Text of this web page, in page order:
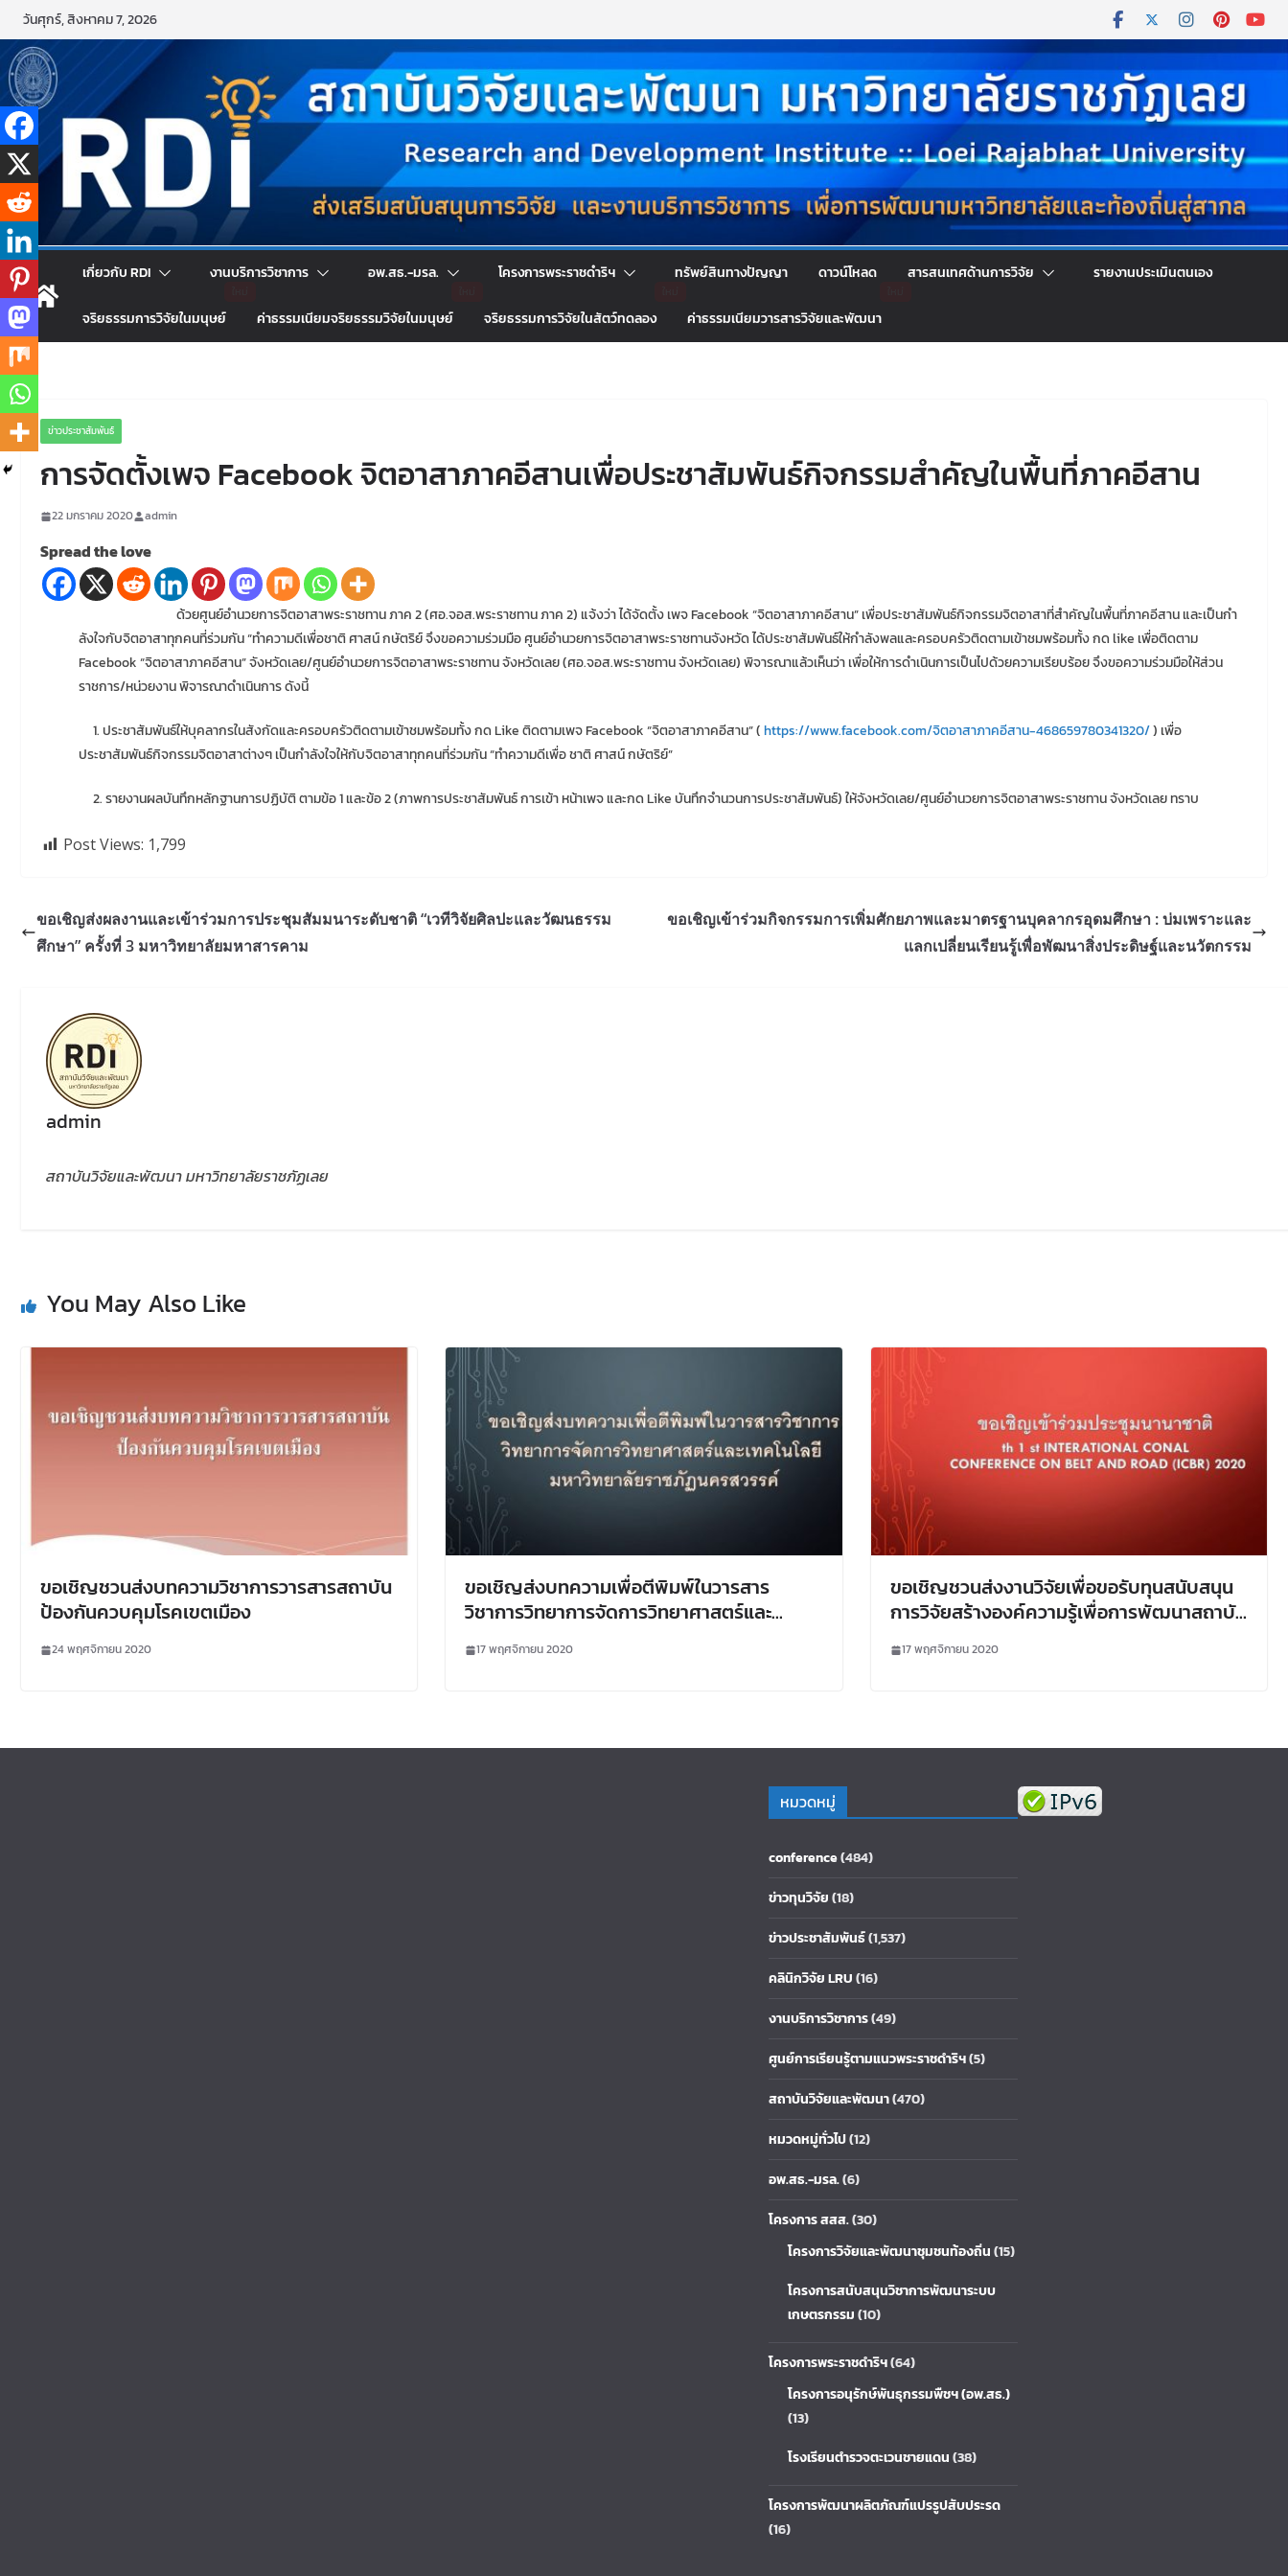
Skip
to
content
วันศุกร์, สิงหาคม 7, 2026
เกี่ยวกับ RDI งานบริการวิชาการ อพ.สธ.-มรล. โครงการพระราชดำริฯ ทรัพย์สินทางปัญญา ดาวน์โหลด สารสนเทศด้านการวิจัย รายงานประเมินตนเอง
จริยธรรมการวิจัยในมนุษย์ ค่าธรรมเนียมจริยธรรมวิจัยในมนุษย์ จริยธรรมการวิจัยในสัตว์ทดลอง ค่าธรรมเนียมวารสารวิจัยและพัฒนา
ข่าวประชาสัมพันธ์
การจัดตั้งเพจ Facebook จิตอาสาภาคอีสานเพื่อประชาสัมพันธ์กิจกรรมสำคัญในพื้นที่ภาคอีสาน
22 มกราคม 2020 admin
Spread the love
ด้วยศูนย์อํานวยการจิตอาสาพระราชทาน ภาค 2 (ศอ.จอส.พระราชทาน ภาค 2) แจ้งว่า ได้จัดตั้ง เพจ Facebook “จิตอาสาภาคอีสาน” เพื่อประชาสัมพันธ์กิจกรรมจิตอาสาที่สําคัญในพื้นที่ภาคอีสาน และเป็นกํา
ลังใจกับจิตอาสาทุกคนที่ร่วมกัน “ทําความดีเพื่อชาติ ศาสน์ กษัตริย์ จึงขอความร่วมมือ ศูนย์อํานวยการจิตอาสาพระราชทานจังหวัด ได้ประชาสัมพันธ์ให้กําลังพลและครอบครัวติดตามเข้าชมพร้อมทั้ง กด like เพื่อติดตาม
Facebook “จิตอาสาภาคอีสาน”จังหวัดเลย/ศูนย์อํานวยการจิตอาสาพระราชทาน จังหวัดเลย (ศอ.จอส.พระราชทาน จังหวัดเลย) พิจารณาแล้วเห็นว่า เพื่อให้การดําเนินการเป็นไปด้วยความเรียบร้อย จึงขอความร่วมมือให้ส่วน
ราชการ/หน่วยงาน พิจารณาดําเนินการ ดังนี้
1. ประชาสัมพันธ์ให้บุคลากรในสังกัดและครอบครัวติดตามเข้าชมพร้อมทั้ง กด Like ติดตามเพจ Facebook “จิตอาสาภาคอีสาน” (https://www.facebook.com/จิตอาสาภาคอีสาน-468659780341320/) เพื่อ
ประชาสัมพันธ์กิจกรรมจิตอาสาต่างๆ เป็นกําลังใจให้กับจิตอาสาทุกคนที่ร่วมกัน “ทําความดีเพื่อ ชาติ ศาสน์ กษัตริย์”
2. รายงานผลบันทึกหลักฐานการปฏิบัติ ตามข้อ 1 และข้อ 2 (ภาพการประชาสัมพันธ์ การเข้า หน้าเพจ และกด Like บันทึกจํานวนการประชาสัมพันธ์) ให้จังหวัดเลย/ศูนย์อํานวยการจิตอาสาพระราชทาน จังหวัดเลย ทราบ
Post Views: 1,799
ขอเชิญส่งผลงานและเข้าร่วมการประชุมสัมมนาระดับชาติ “เวทีวิจัยศิลปะและวัฒนธรรม
ศึกษา” ครั้งที่ 3 มหาวิทยาลัยมหาสารคาม
ขอเชิญเข้าร่วมกิจกรรมการเพิ่มศักยภาพและมาตรฐานบุคลากรอุดมศึกษา : บ่มเพราะและ
แลกเปลี่ยนเรียนรู้เพื่อพัฒนาสิ่งประดิษฐ์และนวัตกรรม
admin
สถาบันวิจัยและพัฒนา มหาวิทยาลัยราชภัฏเลย
You May Also Like
ขอเชิญชวนส่งบทความวิชาการวารสารสถาบัน
ป้องกันควบคุมโรคเขตเมือง
24 พฤศจิกายน 2020
ขอเชิญส่งบทความเพื่อตีพิมพ์ในวารสาร
วิชาการวิทยาการจัดการวิทยาศาสตร์และ
เทคโนโลยี มหาวิทยาลัยราชภัฎนครสวรรค์
17 พฤศจิกายน 2020
ขอเชิญชวนส่งงานวิจัยเพื่อขอรับทุนสนับสนุน
การวิจัยสร้างองค์ความรู้เพื่อการพัฒนาสถาบัน
อุดมศึกษาปลอดบุหรี่ ปี 2564
17 พฤศจิกายน 2020
หมวดหมู่
conference(484)
ข่าวทุนวิจัย(18)
ข่าวประชาสัมพันธ์(1,537)
คลินิกวิจัย LRU(16)
งานบริการวิชาการ(49)
ศูนย์การเรียนรู้ตามแนวพระราชดำริฯ(5)
สถาบันวิจัยและพัฒนา(470)
หมวดหมู่ทั่วไป(12)
อพ.สธ.-มรล.(6)
โครงการ สสส.(30)
โครงการวิจัยและพัฒนาชุมชนท้องถิ่น(15)
โครงการสนับสนุนวิชาการพัฒนาระบบ
เกษตรกรรม(10)
โครงการพระราชดำริฯ(64)
โครงการอนุรักษ์พันธุกรรมพืชฯ (อพ.สธ.)
(13)
โรงเรียนตำรวจตะเวนชายแดน(38)
โครงการพัฒนาผลิตภัณฑ์แปรรูปสับประรด
(16)